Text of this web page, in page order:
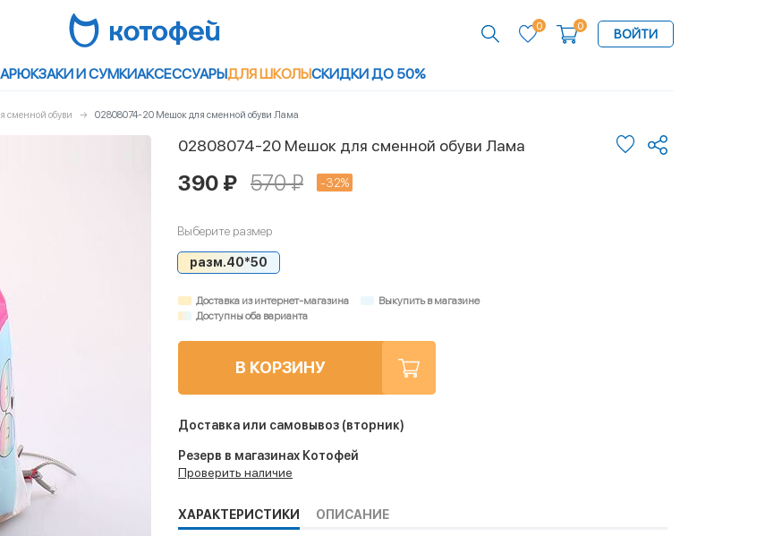
0 0
ВОЙТИ
РЮКЗАКИ И СУМКИАКСЕССУАРЫДЛЯ ШКОЛЫСКИДКИ ДО 50%
сменной обуви 02808074-20 Мешок для сменной обуви Лама
02808074-20 Мешок для сменной обуви Лама
390 ₽ 570 ₽ -32%
Выберите размер
разм.40*50
Доставка из интернет-магазина
Выкупить в магазине
Доступны оба варианта
В КОРЗИНУ
Доставка или самовывоз (вторник)
Резерв в магазинах Котофей
Проверить наличие
ХАРАКТЕРИСТИКИ ОПИСАНИЕ